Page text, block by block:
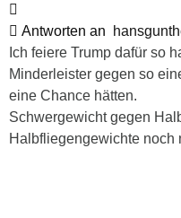
Antworten an
Ich feiere Trump dafür so
Minderleister gegen so
eine Chance hätten.
Schwergewicht gegen
Halbfliegengewichte noch